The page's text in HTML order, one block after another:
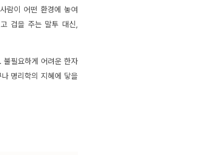
람이 어떤 환경에 놓여
겁을 주는 말투 대신,
불필요하게 어려운 한자
명리학의 지혜에 닿을